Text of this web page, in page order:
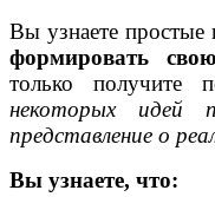
Вы узнаете
формировать
только получите
некоторых идей
представление о
Вы узнаете, что: